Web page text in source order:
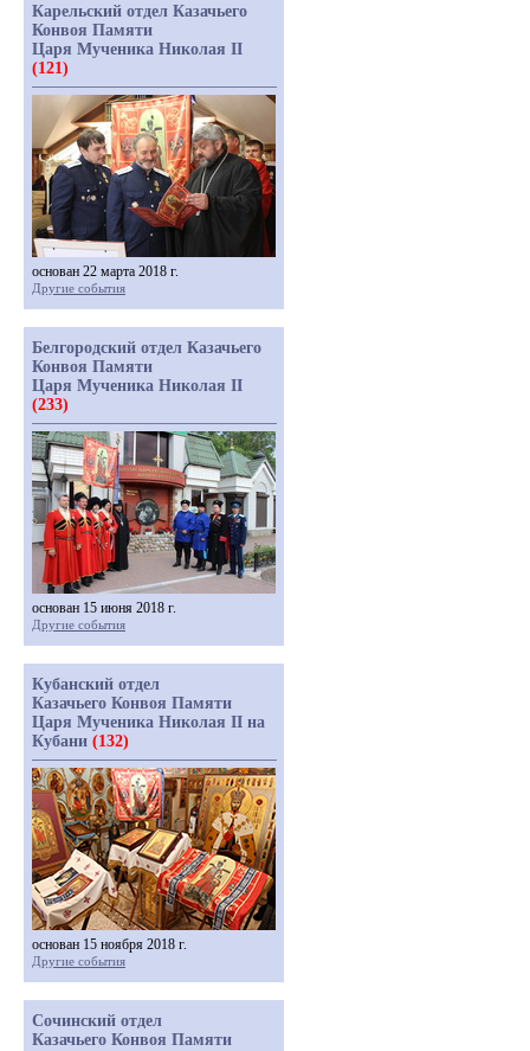
Карельский отдел Казачьего
Конвоя Памяти
Царя Мученика Николая II
(121)
основан 22 марта 2018 г.
Другие события
Белгородский отдел Казачьего
Конвоя Памяти
Царя Мученика Николая II
(233)
основан 15 июня 2018 г.
Другие события
Кубанский отдел
Казачьего Конвоя Памяти
Царя Мученика Николая II на
Кубани (132)
основан 15 ноября 2018 г.
Другие события
Сочинский отдел
Казачьего Конвоя Памяти